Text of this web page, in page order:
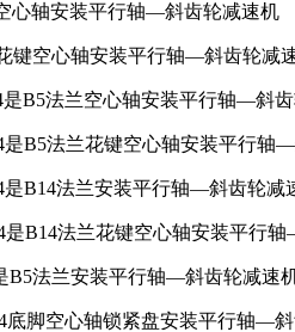
心轴安装平行轴—斜齿轮减速机
键空心轴安装平行轴—斜齿轮减
是B5法兰空心轴安装平行轴—斜
是B5法兰花键空心轴安装平行轴
是B14法兰安装平行轴—斜齿轮减
是B14法兰花键空心轴安装平行
B5法兰安装平行轴—斜齿轮减速
底脚空心轴锁紧盘安装平行轴—